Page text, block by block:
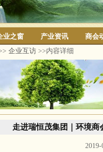
业之窗 产业资讯 商会
企业互访 >>内容详细
走进瑞恒茂集团｜环境